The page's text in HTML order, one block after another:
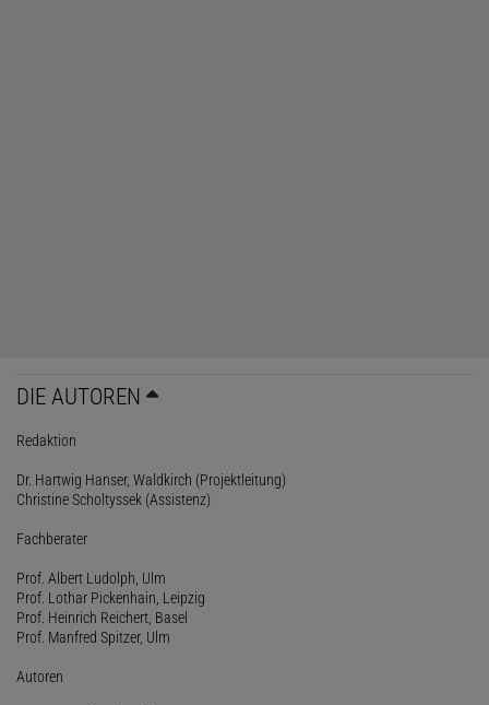
DIE AUTOREN
Redaktion
Dr. Hartwig Hanser, Waldkirch (Projektleitung)
Christine Scholtyssek (Assistenz)
Fachberater
Prof. Albert Ludolph, Ulm
Prof. Lothar Pickenhain, Leipzig
Prof. Heinrich Reichert, Basel
Prof. Manfred Spitzer, Ulm
Autoren